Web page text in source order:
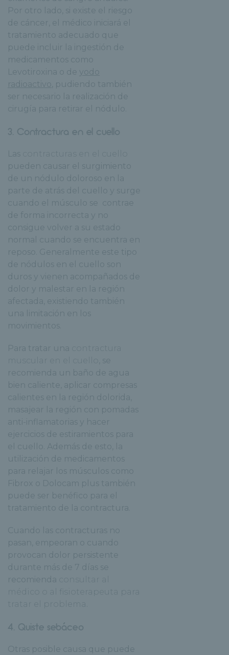
Por otro lado, si existe el riesgo
de cáncer, el médico iniciará el
tratamiento adecuado que
puede incluir la ingestión de
medicamentos como
Levotiroxina o de yodo
radioactivo
, pudiendo también
ser necesario la realización de
cirugía para retirar el nódulo.
3. Contractura en el cuello
Las
contracturas en el cuello
pueden causar el surgimiento
de un nódulo doloroso en la
parte de atrás del cuello y surge
cuando el músculo se contrae
de forma incorrecta y no
consigue volver a su estado
normal cuando se encuentra en
reposo. Generalmente este tipo
de nódulos en el cuello son
duros y vienen acompañados de
dolor y malestar en la región
afectada, existiendo también
una limitación en los
movimientos.
Para tratar una
contractura
muscular en el cuello
, se
recomienda un baño de agua
bien caliente, aplicar compresas
calientes en la región dolorida,
masajear la región con pomadas
anti-inflamatorias y hacer
ejercicios de estiramientos para
el cuello. Además de esto, la
utilización de medicamentos
para relajar los músculos como
Fibrox o Dolocam plus también
puede ser benéfico para el
tratamiento de la contractura.
Cuando las contracturas no
pasan, empeoran o cuando
provocan dolor persistente
durante más de 7 días se
recomienda
consultar al
médico o al fisioterapeuta para
tratar el problema
4. Quiste sebáceo
Otras posible causa que puede